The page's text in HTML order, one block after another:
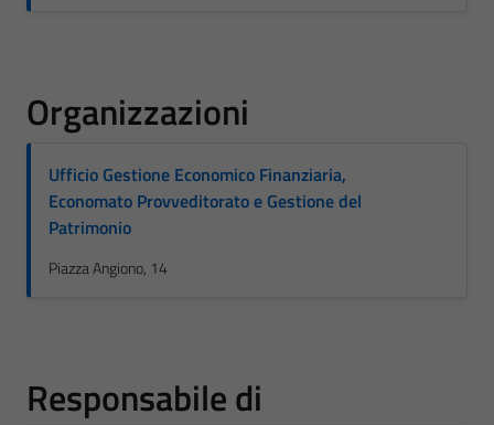
Organizzazioni
Ufficio Gestione Economico Finanziaria,
Economato Provveditorato e Gestione del
Patrimonio
Piazza Angiono, 14
Responsabile di